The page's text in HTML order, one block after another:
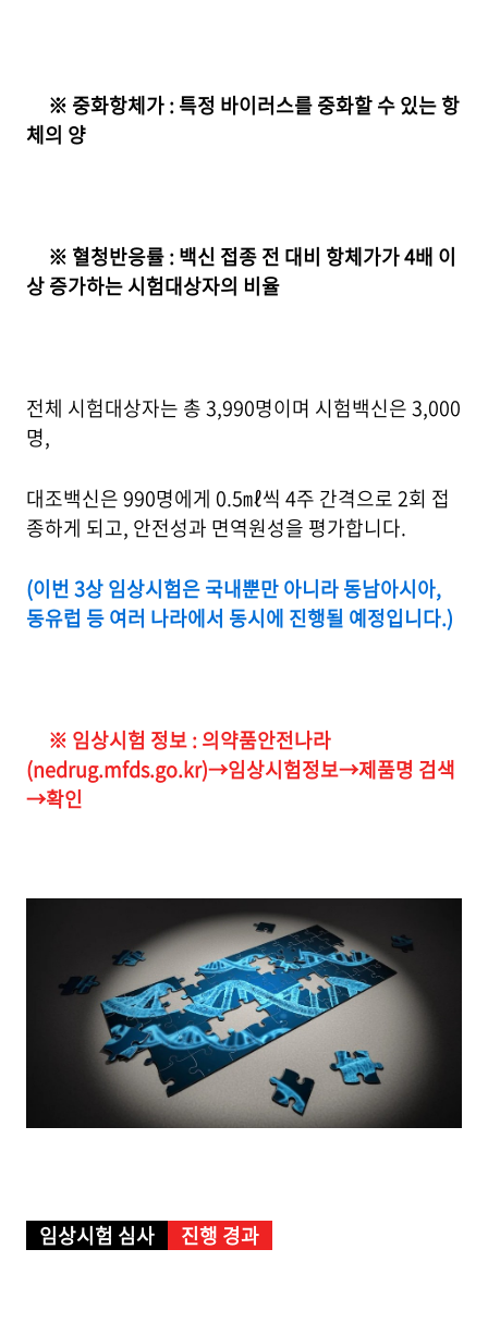
※ 중화항체가 : 특정 바이러스를 중화할 수 있는 항
체의 양
※ 혈청반응률 : 백신 접종 전 대비 항체가가 4배 이
상 증가하는 시험대상자의 비율
전체 시험대상자는 총 3,990명이며 시험백신은 3,000
명,
대조백신은 990명에게 0.5㎖씩 4주 간격으로 2회 접
종하게 되고, 안전성과 면역원성을 평가합니다.
(이번 3상 임상시험은 국내뿐만 아니라 동남아시아,
동유럽 등 여러 나라에서 동시에 진행될 예정입니다.)
※ 임상시험 정보 : 의약품안전나라
(nedrug.mfds.go.kr)→임상시험정보→제품명 검색
→확인
임상시험 심사 진행 경과